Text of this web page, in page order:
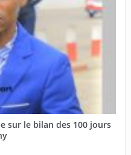
sur le bilan des 100 jours